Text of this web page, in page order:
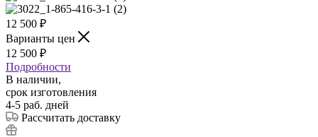
12 500 ₽
Варианты цен
12 500 ₽
Подробности
В наличии,
срок изготовления
4-5 раб. дней
Рассчитать доставку